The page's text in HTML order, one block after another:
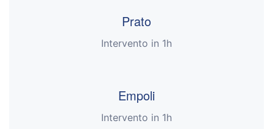
Prato
Intervento in 1h
Empoli
Intervento in 1h